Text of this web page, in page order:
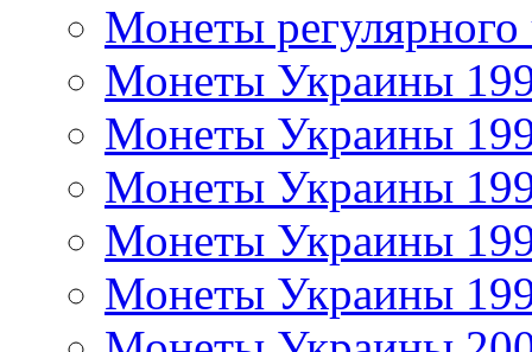
Монеты регулярного
Монеты Украины
Монеты Украины
Монеты Украины
Монеты Украины
Монеты Украины